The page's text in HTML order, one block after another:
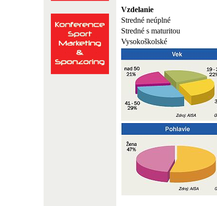
Vzdelanie
Stredné neúplné
Stredné s maturitou
Vysokoškolské